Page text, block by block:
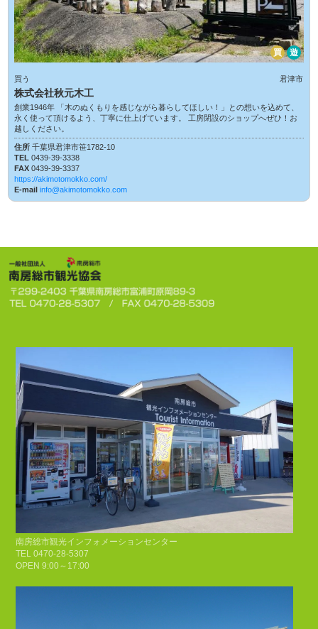
買 遊
買う 君津市
株式会社秋元木工
創業1946年 「木のぬくもりを感じながら暮らしてほしい！」との想いを込めて、
永く使って頂けるよう、丁寧に仕上げています。 工房閉設のショップへぜひ！お
越しください。
住所千葉県君津市笹1782-10
TEL0439-39-3338
FAX0439-39-3337
https://akimotomokko.com/
E-mailinfo@akimotomokko.com
南房総市観光インフォメーションセンター
TEL 0470-28-5307
OPEN 9:00～17:00